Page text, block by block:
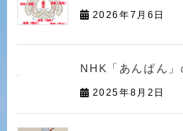
2026年7月6日
NHK「あんぱん
2025年8月2日